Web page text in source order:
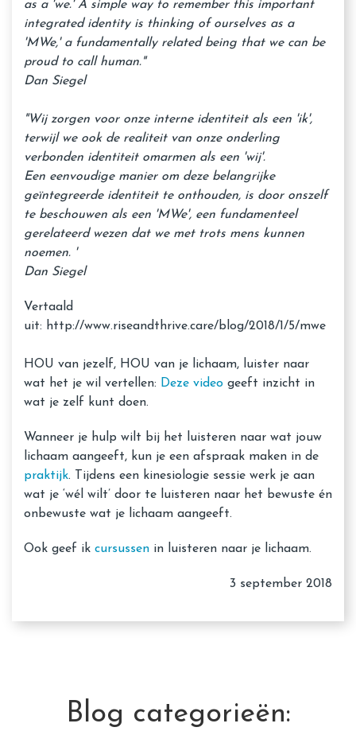
as a 'we.' A simple way to remember this important
integrated identity is thinking of ourselves as a
'MWe,' a fundamentally related being that we can be
proud to call human."
Dan Siegel
"Wij zorgen voor onze interne identiteit als een 'ik',
terwijl we ook de realiteit van onze onderling
verbonden identiteit omarmen als een 'wij'.
Een eenvoudige manier om deze belangrijke
geïntegreerde identiteit te onthouden, is door onszelf
te beschouwen als een 'MWe', een fundamenteel
gerelateerd wezen dat we met trots mens kunnen
noemen. '
Dan Siegel
Vertaald
uit: http://www.riseandthrive.care/blog/2018/1/5/mwe
HOU van jezelf, HOU van je lichaam, luister naar
wat het je wil vertellen: Deze video geeft inzicht in
wat je zelf kunt doen.
Wanneer je hulp wilt bij het luisteren naar wat jouw
lichaam aangeeft, kun je een afspraak maken in de
praktijk. Tijdens een kinesiologie sessie werk je aan
wat je ‘wél wilt’ door te luisteren naar het bewuste én
onbewuste wat je lichaam aangeeft.
Ook geef ik cursussen in luisteren naar je lichaam.
3 september 2018
Blog categorieën: